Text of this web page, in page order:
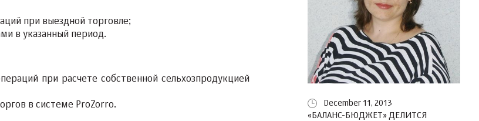
при выездной торговле;
в указанный период.
при расчете собственной сельхозпродукцией
в системе ProZorro.
December 11, 2013
«БАЛАНС-БЮДЖЕТ» ДЕЛИТСЯ